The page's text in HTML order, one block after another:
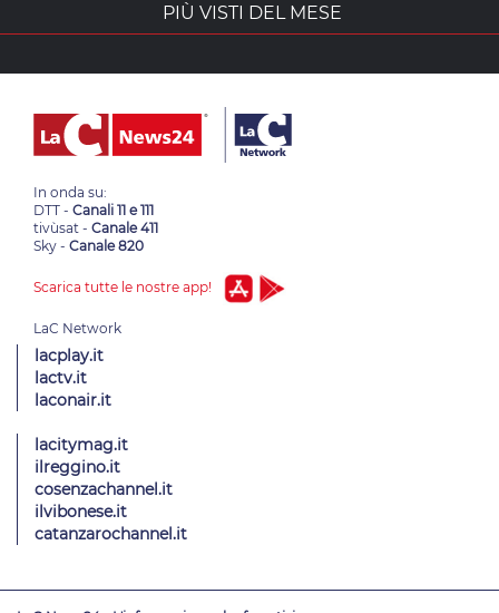
PIÙ VISTI DEL MESE
In onda su:
DTT - Canali 11 e 111
tivùsat - Canale 411
Sky - Canale 820
Scarica tutte le nostre app!
lacplay.it
lactv.it
laconair.it
lacitymag.it
ilreggino.it
cosenzachannel.it
ilvibonese.it
catanzarochannel.it